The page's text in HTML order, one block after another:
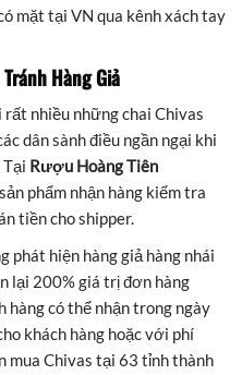
mặt tại VN qua kênh xách tay
Hàng Giả
nhiều những chai Chivas
dân sành điều ngần ngại khi
Rượu Hoàng Tiên
phẩm nhận hàng kiểm tra
tiền cho shipper.
phát hiện hàng giả hàng nhái
lại 200% giá trị đơn hàng
hàng có thể nhận trong ngày
khách hàng hoặc với phí
mua Chivas tại 63 tỉnh thành